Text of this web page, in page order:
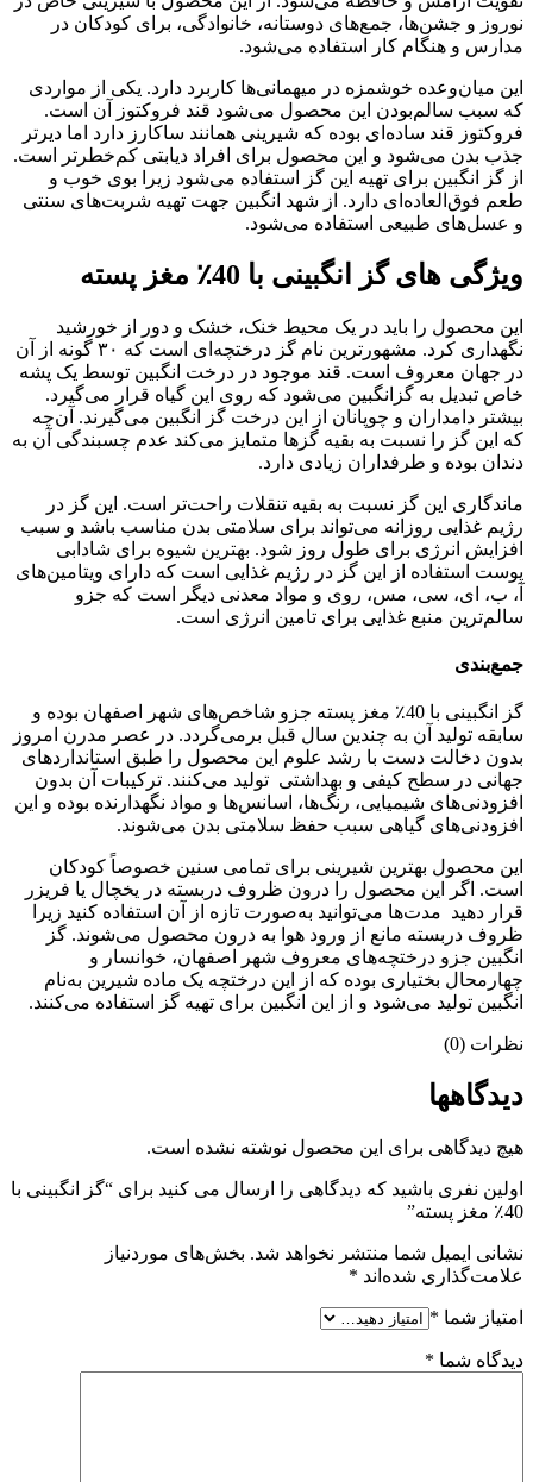
نوروز و جشن‌‌ها، جمع‌های دوستانه، خانوادگی، برای کودکان در
مدارس و هنگام کار استفاده می‌شود.
این میان‌وعده خوشمزه در میهمانی‌ها کاربرد دارد. یکی از مواردی
که سبب سالم‌بودن این محصول می‌شود قند فروکتوز آن است.
فروکتوز قند ساده‌ای بوده که شیرینی همانند ساکارز دارد اما دیرتر
جذب بدن می‌شود و این محصول برای افراد دیابتی کم‌خطرتر است.
از گز انگبین برای تهیه این گز استفاده می‌شود زیرا بوی خوب و
طعم فوق‌العاده‌ای دارد. از شهد انگبین جهت تهیه شربت‌های سنتی
و عسل‌های طبیعی استفاده می‌شود.
ویژگی های گز انگبینی با 40٪ مغز پسته
این محصول را باید در یک محیط خنک، خشک و دور از خورشید
نگهداری کرد. مشهورترین نام گز درختچه‌ای است که ۳۰ گونه از آن
در جهان معروف است. قند موجود در درخت انگبین توسط یک پشه
خاص تبدیل به گزانگبین می‌شود که روی این گیاه قرار می‌گیرد.
بیشتر دامداران و چوپانان از این درخت گز انگبین می‌گیرند. آن‌چه
که این گز را نسبت به بقیه گزها متمایز می‌کند عدم چسبندگی آن به
دندان بوده و طرفداران زیادی دارد.
ماندگاری این گز نسبت به بقیه تنقلات راحت‌تر است. این گز در
رژیم غذایی روزانه می‌تواند برای سلامتی بدن مناسب باشد و سبب
افزایش انرژی برای طول روز شود. بهترین شیوه برای شادابی
پوست استفاده از این گز در رژیم غذایی است که دارای ویتامین‌های
آ، ب، ای، سی، مس، روی و مواد معدنی دیگر است که جزو
سالم‌ترین منبع غذایی برای تامین انرژی است.
جمع‌بندی
گز انگبینی با 40٪ مغز پسته جزو شاخص‌های شهر اصفهان بوده و
سابقه تولید آن به چندین سال قبل برمی‌گردد. در عصر مدرن امروز
بدون دخالت دست با رشد علوم این محصول را طبق استانداردهای
جهانی در سطح کیفی و بهداشتی تولید می‌کنند. ترکیبات آن بدون
افزودنی‌های شیمیایی، رنگ‌ها، اسانس‌ها و مواد نگهدارنده بوده و این
افزودنی‌های گیاهی سبب حفظ سلامتی بدن می‌شوند.
این محصول بهترین شیرینی برای تمامی سنین خصوصاً کودکان
است. اگر این محصول را درون ظروف دربسته در یخچال یا فریزر
قرار دهید مدت‌ها می‌توانید به‌صورت تازه از آن استفاده کنید زیرا
ظروف دربسته مانع از ورود هوا به درون محصول می‌شوند. گز
انگبین جزو درختچه‌های معروف شهر اصفهان، خوانسار و
چهارمحال بختیاری بوده که از این درختچه یک ماده شیرین به‌نام
انگبین تولید می‌شود و از این انگبین برای تهیه گز استفاده می‌کنند.
نظرات (0)
دیدگاهها
هیچ دیدگاهی برای این محصول نوشته نشده است.
اولین نفری باشید که دیدگاهی را ارسال می کنید برای “گز انگبینی با
40٪ مغز پسته”
نشانی ایمیل شما منتشر نخواهد شد. بخش‌های موردنیاز
علامت‌گذاری شده‌اند *
امتیاز شما *
دیدگاه شما *